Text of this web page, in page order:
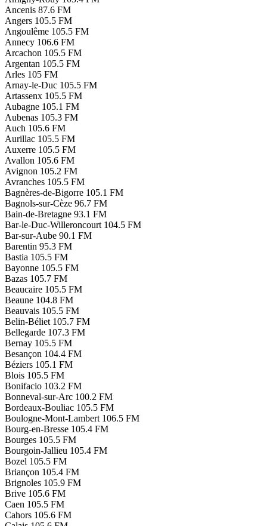
Ancenis 87.6 FM
Angers 105.5 FM
Angoulême 105.5 FM
Annecy 106.6 FM
Arcachon 105.5 FM
Argentan 105.5 FM
Arles 105 FM
Arnay-le-Duc 105.5 FM
Artassenx 105.5 FM
Aubagne 105.1 FM
Aubenas 105.3 FM
Auch 105.6 FM
Aurillac 105.5 FM
Auxerre 105.5 FM
Avallon 105.6 FM
Avignon 105.2 FM
Avranches 105.5 FM
Bagnères-de-Bigorre 105.1 FM
Bagnols-sur-Cèze 96.7 FM
Bain-de-Bretagne 93.1 FM
Bar-le-Duc-Willeroncourt 104.5 FM
Bar-sur-Aube 90.1 FM
Barentin 95.3 FM
Bastia 105.5 FM
Bayonne 105.5 FM
Bazas 105.7 FM
Beaucaire 105.5 FM
Beaune 104.8 FM
Beauvais 105.5 FM
Belin-Béliet 105.7 FM
Bellegarde 107.3 FM
Bernay 105.5 FM
Besançon 104.4 FM
Béziers 105.1 FM
Blois 105.5 FM
Bonifacio 103.2 FM
Bonneval-sur-Arc 100.2 FM
Bordeaux-Bouliac 105.5 FM
Boulogne-Mont-Lambert 106.5 FM
Bourg-en-Bresse 105.4 FM
Bourges 105.5 FM
Bourgoin-Jallieu 105.4 FM
Bozel 105.5 FM
Briançon 105.4 FM
Brignoles 105.9 FM
Brive 105.6 FM
Caen 105.5 FM
Cahors 105.6 FM